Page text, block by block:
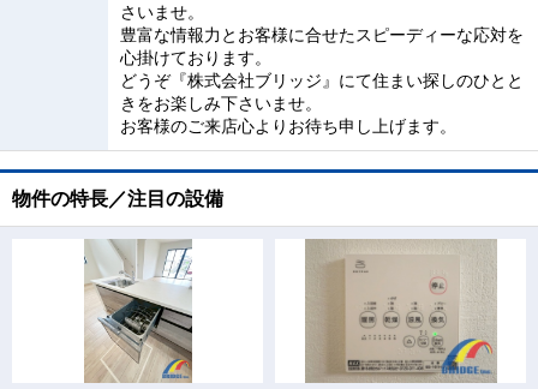
さいませ。
豊富な情報力とお客様に合せたスピーディーな応対を
心掛けております。
どうぞ『株式会社ブリッジ』にて住まい探しのひとと
きをお楽しみ下さいませ。
お客様のご来店心よりお待ち申し上げます。
物件の特長／注目の設備